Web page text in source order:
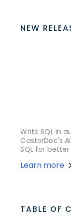
NEW
Write SQL in
CastorDoc's
SQL for
Learn more
TABLE OF